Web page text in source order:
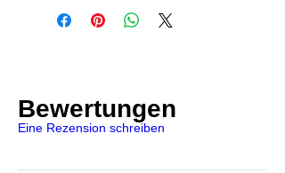
Krolewska Street 1
Bewertungen
Eine Rezension schreiben